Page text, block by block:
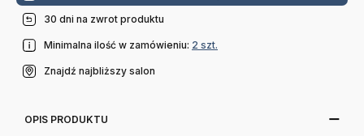
30 dni na zwrot produktu
Minimalna ilość w zamówieniu: 2 szt.
Znajdź najbliższy salon
OPIS PRODUKTU